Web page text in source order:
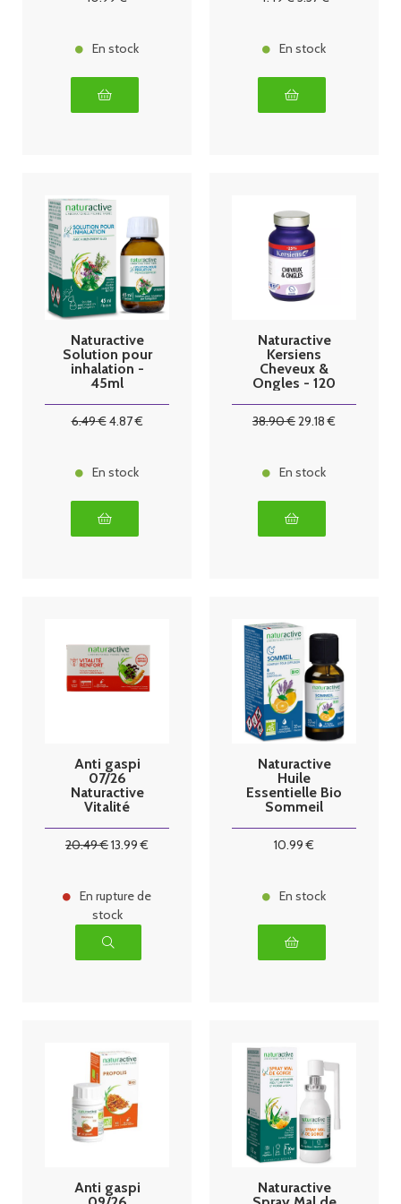
En stock En stock
Naturactive
Solution pour
inhalation -
45ml
6.49€4.87€
En stock
Naturactive
Kersiens
Cheveux &
Ongles - 120
38.90€29.18 €
En stock
Anti gaspi
07/26
Naturactive
Vitalité
20.49€13.99 €
En rupture de
stock
Naturactive
Huile
Essentielle Bio
Sommeil
30ml
10.99 €
En stock
Anti gaspi
Naturactive